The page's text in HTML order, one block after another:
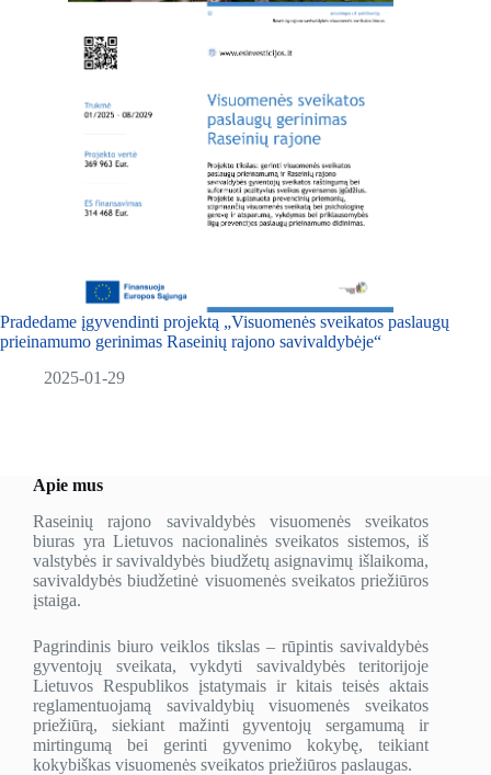
Pradedame įgyvendinti projektą „Visuomenės sveikatos paslaugų
prieinamumo gerinimas Raseinių rajono savivaldybėje“
2025-01-29
Apie mus
Raseinių rajono savivaldybės visuomenės sveikatos
biuras yra Lietuvos nacionalinės sveikatos sistemos, iš
valstybės ir savivaldybės biudžetų asignavimų išlaikoma,
savivaldybės biudžetinė visuomenės sveikatos priežiūros
įstaiga.
Pagrindinis biuro veiklos tikslas – rūpintis savivaldybės
gyventojų sveikata, vykdyti savivaldybės teritorijoje
Lietuvos Respublikos įstatymais ir kitais teisės aktais
reglamentuojamą savivaldybių visuomenės sveikatos
priežiūrą, siekiant mažinti gyventojų sergamumą ir
mirtingumą bei gerinti gyvenimo kokybę, teikiant
kokybiškas visuomenės sveikatos priežiūros paslaugas.